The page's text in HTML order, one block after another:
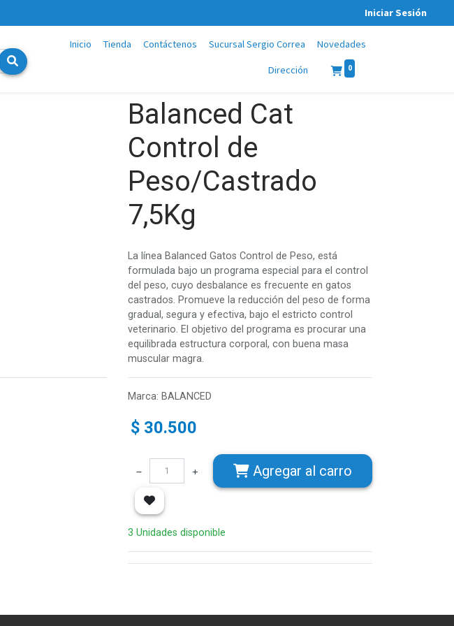
Iniciar Sesión
Inicio Tienda Contáctenos Sucursal Sergio Correa Novedades
Dirección 0
Balanced Cat
Control de
Peso/Castrado
7,5Kg
La línea Balanced Gatos Control de Peso, está
formulada bajo un programa especial para el control
del peso, cuyo desbalance es frecuente en gatos
castrados. Promueve la reducción del peso de forma
gradual, segura y efectiva, bajo el estricto control
veterinario. El objetivo del programa es procurar una
equilibrada estructura corporal, con buena masa
muscular magra.
Marca: BALANCED
$ 30.500
Agregar al carro
3 Unidades disponible